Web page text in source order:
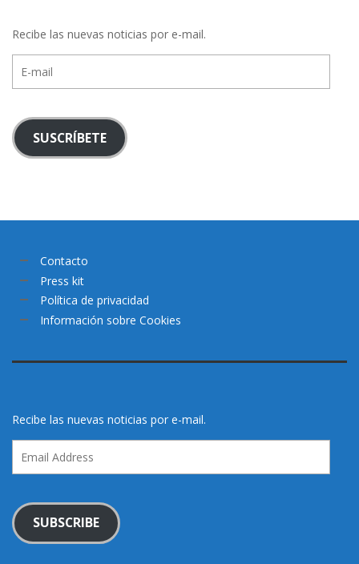
Recibe las nuevas noticias por e-mail.
mail
SUSCRÍBETE
Contacto
Press kit
Política de privacidad
Información sobre Cookies
Recibe las nuevas noticias por e-mail.
Address
SUBSCRIBE